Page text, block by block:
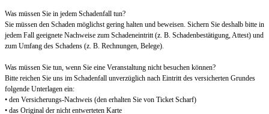
Was müssen Sie in jedem Schadenfall tun?
Sie müssen den Schaden möglichst gering halten und beweisen. Sichern Sie deshalb bitte in
jedem Fall geeignete Nachweise zum Schadeneintritt (z. B. Schadenbestätigung, Attest) und
zum Umfang des Schadens (z. B. Rechnungen, Belege).
Was müssen Sie tun, wenn Sie eine Veranstaltung nicht besuchen können?
Bitte reichen Sie uns im Schadenfall unverzüglich nach Eintritt des versicherten Grundes
folgende Unterlagen ein:
• den Versicherungs-Nachweis (den erhalten Sie von Ticket Scharf)
• das Original der nicht entwerteten Karte